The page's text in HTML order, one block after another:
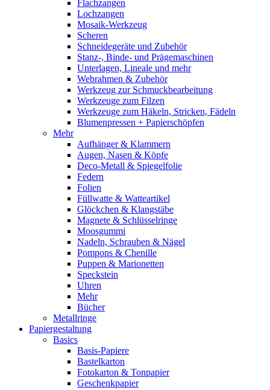
Flachzangen
Lochzangen
Mosaik-Werkzeug
Scheren
Schneidegeräte und Zubehör
Stanz-, Binde- und Prägemaschinen
Unterlagen, Lineale und mehr
Webrahmen & Zubehör
Werkzeug zur Schmuckbearbeitung
Werkzeuge zum Filzen
Werkzeuge zum Häkeln, Stricken, Fädeln
Blumenpressen + Papierschöpfen
Mehr
Aufhänger & Klammern
Augen, Nasen & Köpfe
Deco-Metall & Spiegelfolie
Federn
Folien
Füllwatte & Watteartikel
Glöckchen & Klangstäbe
Magnete & Schlüsselringe
Moosgummi
Nadeln, Schrauben & Nägel
Pompons & Chenille
Puppen & Marionetten
Speckstein
Uhren
Mehr
Bücher
Metallringe
Papiergestaltung
Basics
Basis-Papiere
Bastelkarton
Fotokarton & Tonpapier
Geschenkpapier